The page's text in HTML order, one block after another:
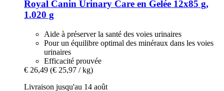
Royal Canin Urinary Care en Gelée 12x85 g,
1.020 g
Aide à préserver la santé des voies urinaires
Pour un équilibre optimal des minéraux dans les voies
urinaires
Efficacité prouvée
€ 26,49 (€ 25,97 / kg)
Livraison jusqu'au 14 août